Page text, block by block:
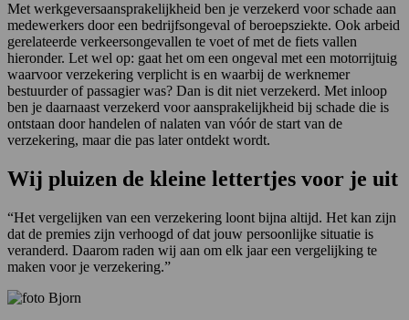
Met werkgeversaansprakelijkheid ben je verzekerd voor schade aan
medewerkers door een bedrijfsongeval of beroepsziekte. Ook arbeid
gerelateerde verkeersongevallen te voet of met de fiets vallen
hieronder. Let wel op: gaat het om een ongeval met een motorrijtuig
waarvoor verzekering verplicht is en waarbij de werknemer
bestuurder of passagier was? Dan is dit niet verzekerd. Met inloop
ben je daarnaast verzekerd voor aansprakelijkheid bij schade die is
ontstaan door handelen of nalaten van vóór de start van de
verzekering, maar die pas later ontdekt wordt.
Wij pluizen de kleine lettertjes voor je uit
“Het vergelijken van een verzekering loont bijna altijd. Het kan zijn
dat de premies zijn verhoogd of dat jouw persoonlijke situatie is
veranderd. Daarom raden wij aan om elk jaar een vergelijking te
maken voor je verzekering.”